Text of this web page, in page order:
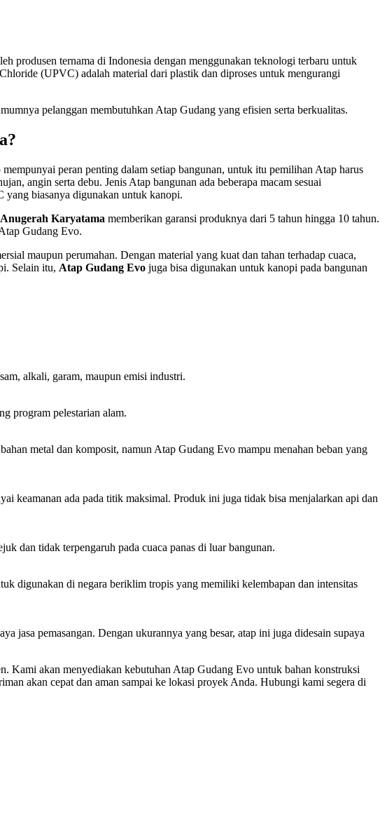
produsen ternama di Indonesia dengan menggunakan teknologi terbaru untuk
(UPVC) adalah material dari plastik dan diproses untuk mengurangi
pelanggan membutuhkan Atap Gudang yang efisien serta berkualitas.
peran penting dalam setiap bangunan, untuk itu pemilihan Atap harus
angin serta debu. Jenis Atap bangunan ada beberapa macam sesuai
yang biasanya digunakan untuk kanopi.
Karyatama memberikan garansi produknya dari 5 tahun hingga 10 tahun.
Gudang Evo.
maupun perumahan. Dengan material yang kuat dan tahan terhadap cuaca,
Selain itu, Atap Gudang Evo juga bisa digunakan untuk kanopi pada bangunan
alkali, garam, maupun emisi industri.
program pelestarian alam.
metal dan komposit, namun Atap Gudang Evo mampu menahan beban yang
keamanan ada pada titik maksimal. Produk ini juga tidak bisa menjalarkan api dan
dan tidak terpengaruh pada cuaca panas di luar bangunan.
digunakan di negara beriklim tropis yang memiliki kelembapan dan intensitas
jasa pemasangan. Dengan ukurannya yang besar, atap ini juga didesain supaya
Kami akan menyediakan kebutuhan Atap Gudang Evo untuk bahan konstruksi
akan cepat dan aman sampai ke lokasi proyek Anda. Hubungi kami segera di